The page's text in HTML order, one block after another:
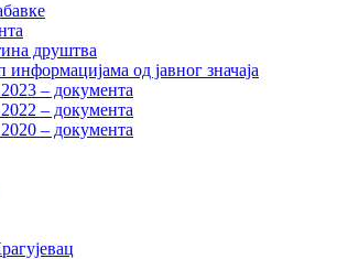
друштва
информацијама од јавног значаја
– документа
– документа
– документа